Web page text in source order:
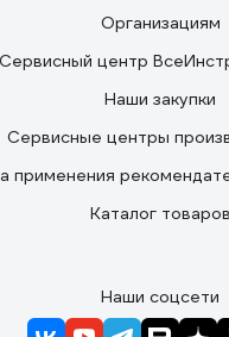
Организациям
Сервисный центр
Наши закупки
Сервисные центры
применения
Каталог товаров
Наши соцсети